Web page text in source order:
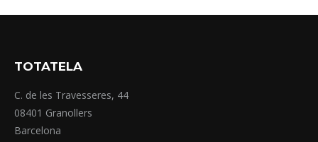
TOTATELA
C. de les Travesseres, 44
08401 Granollers
Barcelona